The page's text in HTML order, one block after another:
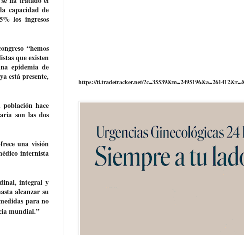
capacidad de
los ingresos
“hemos
que existen
epidemia de
está presente,
hace
son las dos
una visión
internista
integral y
alcanzar su
para no
mundial.”
https://ti.tradetracker.net/